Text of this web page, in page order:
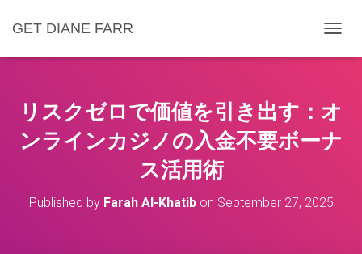
GET DIANE FARR
O
L
E
N
A
リスクゼロで価値を引き出す：オ
ンラインカジノの入金不要ボーナ
ス活用術
Published by Farah Al-Khatibon September 27, 2025